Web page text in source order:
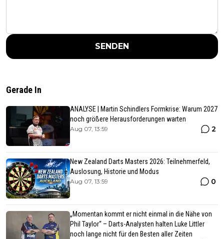
SENDEN
Gerade In
ANALYSE | Martin Schindlers Formkrise: Warum 2027
noch größere Herausforderungen warten
Aug 07, 13:59 2
New Zealand Darts Masters 2026: Teilnehmerfeld,
Auslosung, Historie und Modus
Aug 07, 13:59 0
„Momentan kommt er nicht einmal in die Nähe von
Phil Taylor“ – Darts-Analysten halten Luke Littler
noch lange nicht für den Besten aller Zeiten